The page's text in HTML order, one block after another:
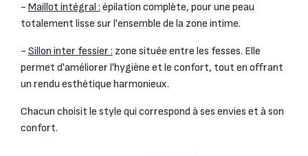
- Maillot intégral : épilation complète, pour une peau
totalement lisse sur l'ensemble de la zone intime.
- Sillon inter fessier : zone située entre les fesses. Elle
permet d'améliorer l'hygiène et le confort, tout en offrant
un rendu esthétique harmonieux.
Chacun choisit le style qui correspond à ses envies et à son
confort.